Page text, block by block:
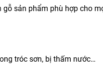
sản phẩm phù hợp cho
tróc sơn, bị thấm nước…